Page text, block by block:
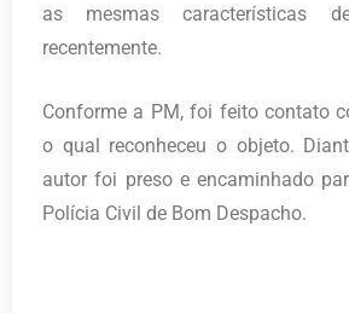
as mesmas características
recentemente.
Conforme a PM, foi feito contato
o qual reconheceu o objeto.
autor foi preso e encaminhado
Polícia Civil de Bom Despacho.